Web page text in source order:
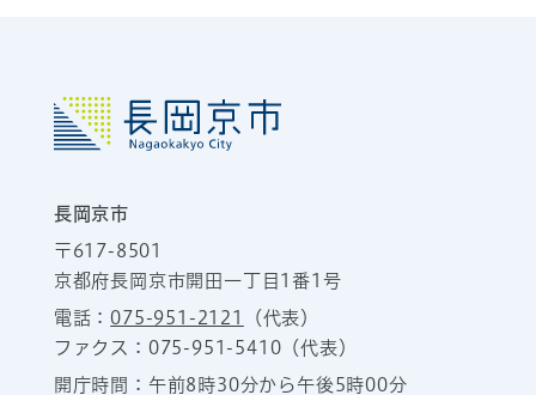
長岡京市
〒617-8501
京都府長岡京市開田一丁目1番1号
電話：075-951-2121
（代表）
ファクス：075-951-5410（代表）
開庁時間：午前8時30分から午後5時00分